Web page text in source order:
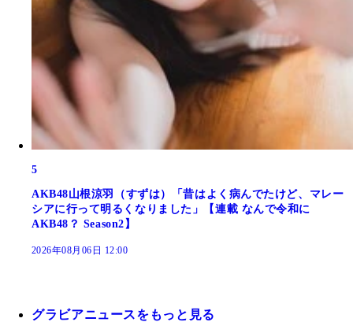
5
AKB48山根涼羽（すずは）「昔はよく病んでたけど、マレー
シアに行って明るくなりました」【連載 なんで令和に
AKB48？ Season2】
2026年08月06日 12:00
グラビアニュースをもっと見る